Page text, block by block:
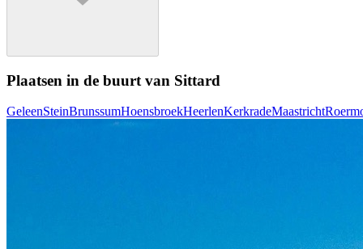
Plaatsen in de buurt van Sittard
GeleenSteinBrunssumHoensbroekHeerlenKerkradeMaastricht